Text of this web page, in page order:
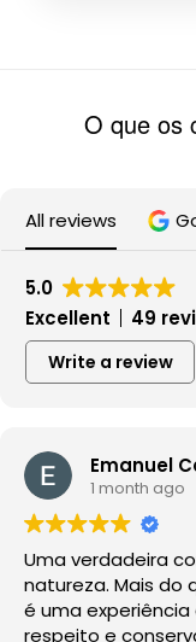
O que os
All reviews
5.0
Excellent
49
Write a review
Emanuel
1 month ago
Uma verdadeira
natureza. Mais do
é uma
respeito e